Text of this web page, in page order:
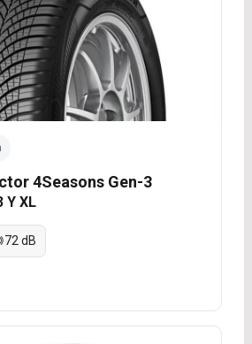
4Seasons Gen-3
Y XL
72 dB